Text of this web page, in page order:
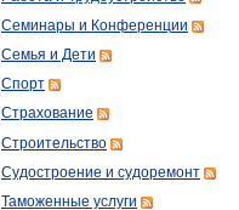
Семинары и Конференции
Семья и Дети
Спорт
Страхование
Строительство
Судостроение и судоремонт
Таможенные услуги